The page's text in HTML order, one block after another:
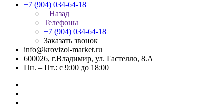
+7 (904) 034-64-18
Назад
Телефоны
+7 (904) 034-64-18
Заказать звонок
info@krovizol-market.ru
600026, г.Владимир, ул. Гастелло, 8.А
Пн. – Пт.: с 9:00 до 18:00